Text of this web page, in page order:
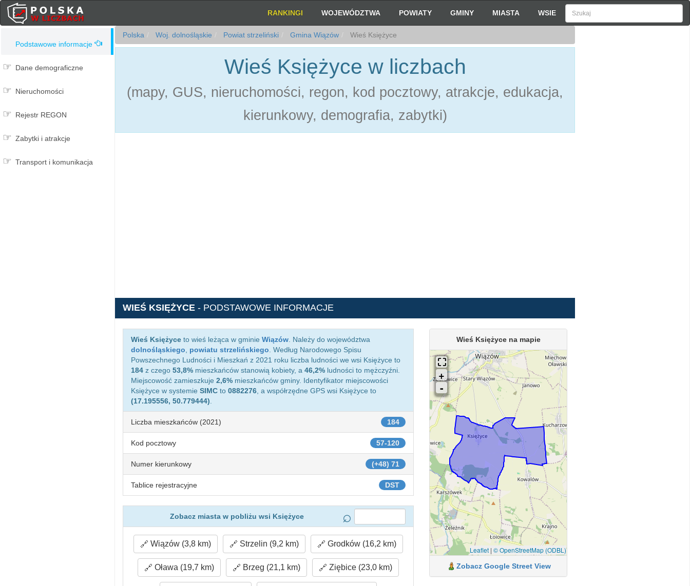
RANKINGI WOJEWÓDZTWA POWIATY GMINY MIASTA WSIE
Podstawowe informacje
Dane demograficzne
Nieruchomości
Rejestr REGON
Zabytki i atrakcje
Transport i komunikacja
Polska Woj. dolnośląskie Powiat strzeliński Gmina Wiązów Wieś Księżyce
Wieś Księżyce w liczbach
(mapy, GUS, nieruchomości, regon, kod pocztowy, atrakcje, edukacja,
kierunkowy, demografia, zabytki)
WIEŚ KSIĘŻYCE - PODSTAWOWE INFORMACJE
Wieś Księżyce to wieś leżąca w gminie Wiązów . Należy do województwa
dolnośląskiego
powiatu strzelińskiego . Według Narodowego Spisu
Powszechnego Ludności i Mieszkań z 2021 roku liczba ludności we wsi Księżyce to
184 z czego 53,8% mieszkańców stanowią kobiety, a 46,2% ludności to mężczyźni.
Miejscowość zamieszkuje 2,6% mieszkańców gminy. Identyfikator miejscowości
Księżyce w systemie SIMC to 0882276 , a współrzędne GPS wsi Księżyce to
(17.195556, 50.779444)
184
Liczba mieszkańców (2021)
57-120
Kod pocztowy
(+48) 71
Numer kierunkowy
DST
Tablice rejestracyjne
Zobacz miasta w pobliżu wsi Księżyce
Wiązów (3,8 km) Strzelin (9,2 km) Grodków (16,2 km)
Oława (19,7 km) Brzeg (21,1 km) Ziębice (23,0 km)
Wieś Księżyce na mapie
Leaflet| © OpenStreetMap (ODBL)
Zobacz Google Street View